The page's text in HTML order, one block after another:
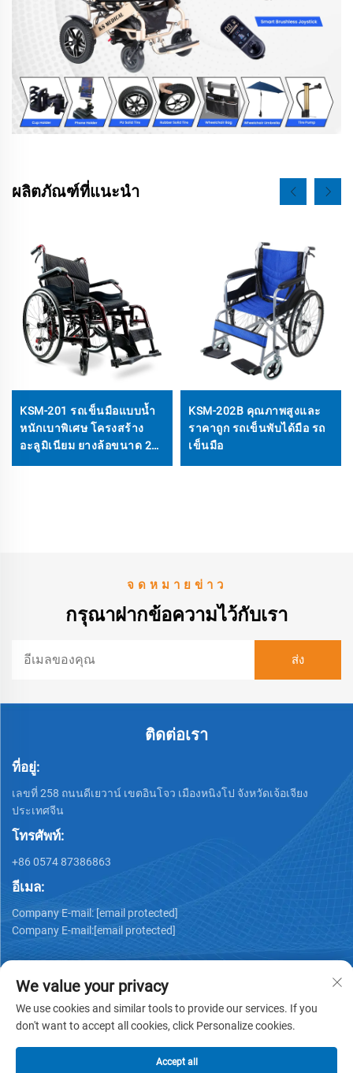
ผลิตภัณฑ์ที่แนะนำ
KSM-201 รถเข็นมือแบบน้ำ
หนักเบาพิเศษ โครงสร้าง
อะลูมิเนียม ยางล้อขนาด 22
KSM-202B คุณภาพสูงและ
ราคาถูก รถเข็นพับได้มือ รถ
เข็นมือ
จดหมายข่าว
กรุณาฝากข้อความไว้กับเรา
ติดต่อเรา
ที่อยู่:
เลขที่ 258 ถนนดีเยวาน์ เขตอินโจว เมืองหนิงโป จังหวัดเจ้อเจียง
ประเทศจีน
โทรศัพท์:
+86 0574 87386863
อีเมล:
Company E-mail: [email protected]
Company E-mail:[email protected]
นโยบายความเป็นส่วนตัว
We value your privacy
We use cookies and similar tools to provide our services. If you
don't want to accept all cookies, click Personalize cookies.
Accept all